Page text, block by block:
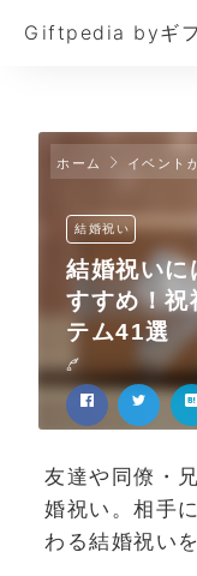
Giftpedia byギフ
ホーム イベント
結婚祝い
結婚祝いに
すすめ！祝
テム41選
友達や同僚・
婚祝い。相手
わる結婚祝い